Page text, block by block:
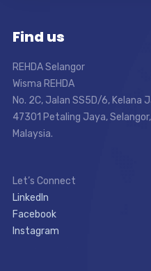
Find us
REHDA Selangor
Wisma REHDA
No. 2C, Jalan SS5D/6, Kelana
47301 Petaling Jaya, Selangor,
Malaysia.
Let’s Connect
LinkedIn
Facebook
Instagram